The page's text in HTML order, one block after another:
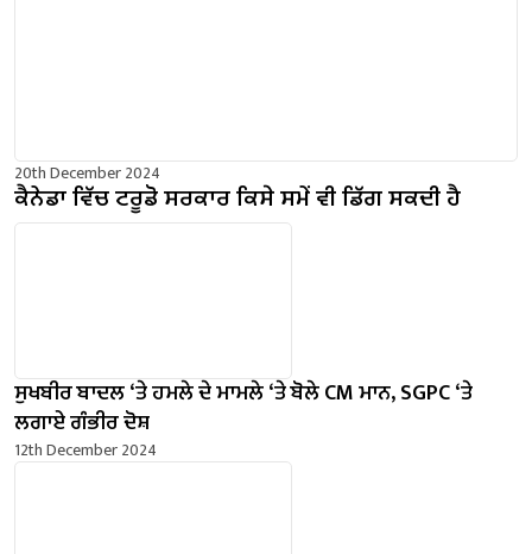
20th December 2024
ਕੈਨੇਡਾ ਵਿੱਚ ਟਰੂਡੋ ਸਰਕਾਰ ਕਿਸੇ ਸਮੇਂ ਵੀ ਡਿੱਗ ਸਕਦੀ ਹੈ
ਸੁਖਬੀਰ ਬਾਦਲ ‘ਤੇ ਹਮਲੇ ਦੇ ਮਾਮਲੇ ‘ਤੇ ਬੋਲੇ ​​CM ਮਾਨ, SGPC ‘ਤੇ
ਲਗਾਏ ਗੰਭੀਰ ਦੋਸ਼
12th December 2024